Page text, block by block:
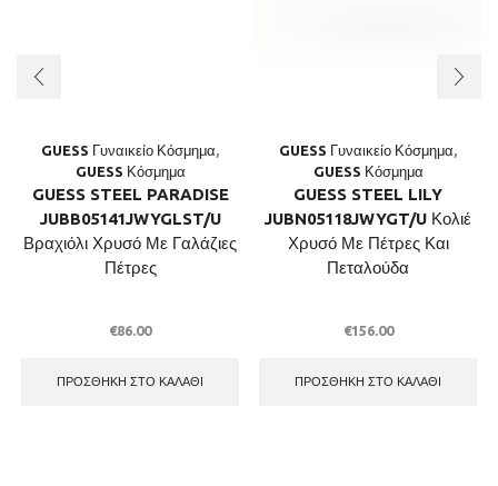
GUESS Γυναικείο Κόσμημα,
GUESS Κόσμημα
GUESS STEEL PARADISE
JUBB05141JWYGLST/U
Βραχιόλι Χρυσό Με Γαλάζιες
Πέτρες
€86.00
ΠΡΟΣΘΉΚΗ ΣΤΟ ΚΑΛΆΘΙ
GUESS Γυναικείο Κόσμημα,
GUESS Κόσμημα
GUESS STEEL LILY
JUBN05118JWYGT/U Κολιέ
Χρυσό Με Πέτρες Και
Πεταλούδα
€156.00
ΠΡΟΣΘΉΚΗ ΣΤΟ ΚΑΛΆΘΙ